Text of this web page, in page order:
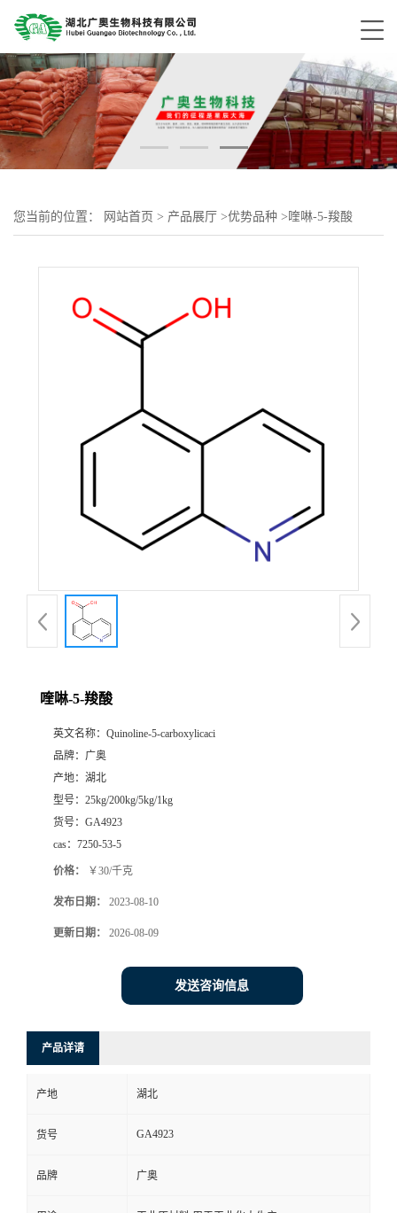
您当前的位置： 网站首页 > 产品展厅 >优势品种 > 喹啉-5-羧酸
喹啉-5-羧酸
英文名称： Quinoline-5-carboxylicaci
品牌： 广奥
产地： 湖北
型号： 25kg/200kg/5kg/1kg
货号： GA4923
cas： 7250-53-5
价格： ￥30/千克
发布日期： 2023-08-10
更新日期： 2026-08-09
发送咨询信息
产品详请
产地 湖北
货号 GA4923
品牌 广奥